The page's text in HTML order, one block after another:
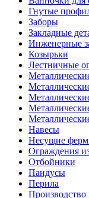
Гнутые
Заборы
Закладные
Инженерные
Козырьки
Лестничные
Навесы
Несущие
Ограждения
Отбойники
Пандусы
Перила
Производство